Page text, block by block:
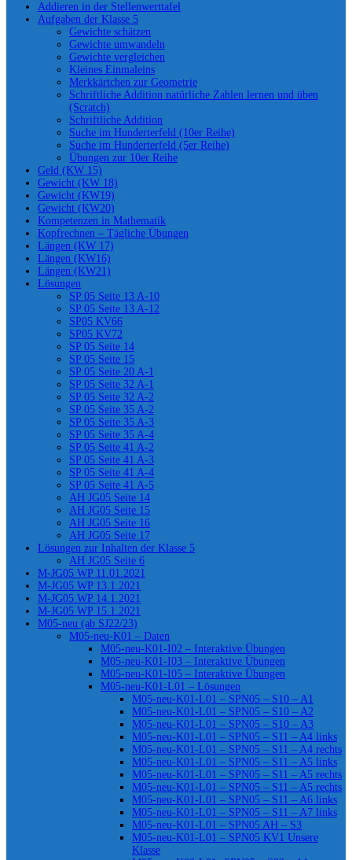
Addieren in der Stellenwerttafel
Aufgaben der Klasse 5
Gewichte schätzen
Gewichte umwandeln
Gewichte vergleichen
Kleines Einmaleins
Merkkärtchen zur Geometrie
Schriftliche Addition natürliche Zahlen lernen und üben
(Scratch)
Schriftliche Addition
Suche im Hunderterfeld (10er Reihe)
Suche im Hunderterfeld (5er Reihe)
Übungen zur 10er Reihe
Geld (KW 15)
Gewicht (KW 18)
Gewicht (KW19)
Gewicht (KW20)
Kompetenzen in Mathematik
Kopfrechnen – Tägliche Übungen
Längen (KW 17)
Längen (KW16)
Längen (KW21)
Lösungen
SP 05 Seite 13 A-10
SP 05 Seite 13 A-12
SP05 KV66
SP05 KV72
SP 05 Seite 14
SP 05 Seite 15
SP 05 Seite 20 A-1
SP 05 Seite 32 A-1
SP 05 Seite 32 A-2
SP 05 Seite 35 A-2
SP 05 Seite 35 A-3
SP 05 Seite 35 A-4
SP 05 Seite 41 A-2
SP 05 Seite 41 A-3
SP 05 Seite 41 A-4
SP 05 Seite 41 A-5
AH JG05 Seite 14
AH JG05 Seite 15
AH JG05 Seite 16
AH JG05 Seite 17
Lösungen zur Inhalten der Klasse 5
AH JG05 Seite 6
M-JG05 WP 11.01.2021
M-JG05 WP 13.1.2021
M-JG05 WP 14.1.2021
M-JG05 WP 15.1.2021
M05-neu (ab SJ22/23)
M05-neu-K01 – Daten
M05-neu-K01-I02 – Interaktive Übungen
M05-neu-K01-I03 – Interaktive Übungen
M05-neu-K01-I05 – Interaktive Übungen
M05-neu-K01-L01 – Lösungen
M05-neu-K01-L01 – SPN05 – S10 – A1
M05-neu-K01-L01 – SPN05 – S10 – A2
M05-neu-K01-L01 – SPN05 – S10 – A3
M05-neu-K01-L01 – SPN05 – S11 – A4 links
M05-neu-K01-L01 – SPN05 – S11 – A4 rechts
M05-neu-K01-L01 – SPN05 – S11 – A5 links
M05-neu-K01-L01 – SPN05 – S11 – A5 rechts
M05-neu-K01-L01 – SPN05 – S11 – A5 rechts
M05-neu-K01-L01 – SPN05 – S11 – A6 links
M05-neu-K01-L01 – SPN05 – S11 – A7 links
M05-neu-K01-L01 – SPN05 AH – S3
M05-neu-K01-L01 – SPN05 KV1 Unsere
Klasse